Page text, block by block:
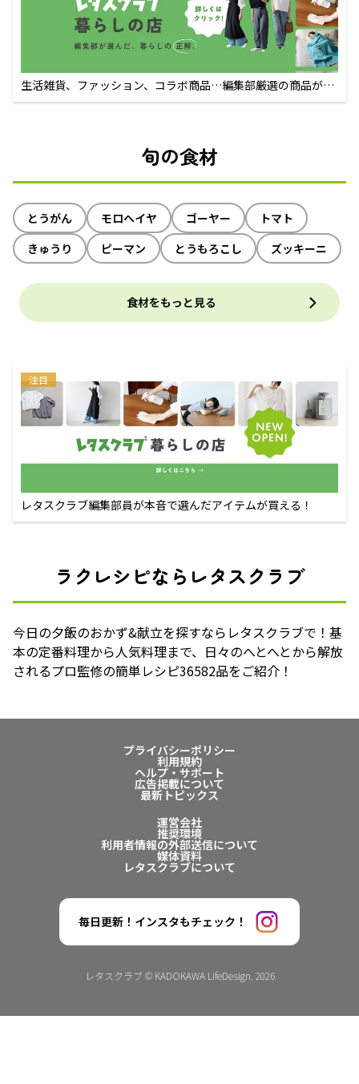
生活雑貨、ファッション、コラボ商品…編集部厳選の商品が買
えるECサイト
旬の食材
とうがん モロヘイヤ ゴーヤー
トマト
きゅうり
ピーマン とうもろこし ズッキーニ
食材をもっと見る
注目
レタスクラブ編集部員が本音で選んだアイテムが買える！
ラクレシピならレタスクラブ
今日の夕飯のおかず&献立を探すならレタスクラブで！基
本の定番料理から人気料理まで、日々のへとへとから解放
されるプロ監修の簡単レシピ36582品をご紹介！
プライバシーポリシー
利用規約
ヘルプ・サポート
広告掲載について
最新トピックス
運営会社
推奨環境
利用者情報の外部送信について
媒体資料
レタスクラブについて
毎日更新！インスタもチェック！
レタスクラブ © KADOKAWA LifeDesign. 2026